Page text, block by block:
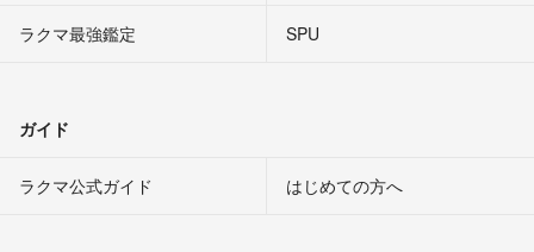
ラクマ最強鑑定
SPU
ガイド
ラクマ公式ガイド はじめての方へ